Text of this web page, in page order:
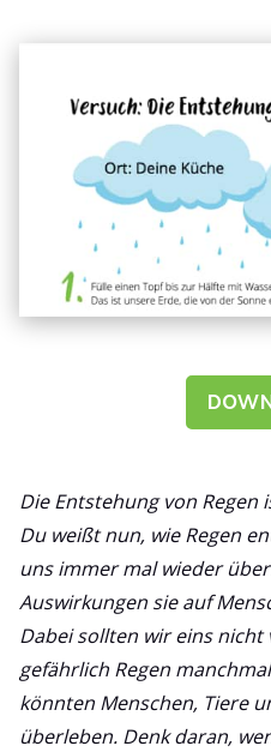
Die Entstehung von Regen
Du weißt nun, wie Regen
uns immer mal wieder
Auswirkungen sie auf
Dabei sollten wir eins nicht
gefährlich Regen
könnten Menschen, Tiere
überleben. Denk daran,